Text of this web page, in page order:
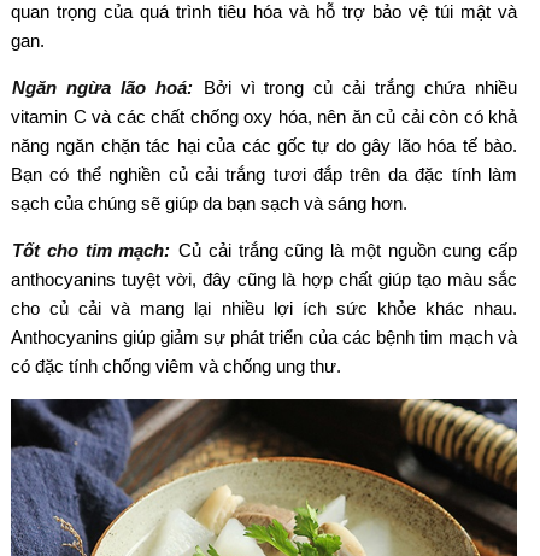
quan trọng của quá trình tiêu hóa và hỗ trợ bảo vệ túi mật và
gan.
Ngăn ngừa lão hoá: Bởi vì trong củ cải trắng chứa nhiều
vitamin C và các chất chống oxy hóa, nên ăn củ cải còn có khả
năng ngăn chặn tác hại của các gốc tự do gây lão hóa tế bào.
Bạn có thể nghiền củ cải trắng tươi đắp trên da đặc tính làm
sạch của chúng sẽ giúp da bạn sạch và sáng hơn.
Tốt cho tim mạch: Củ cải trắng cũng là một nguồn cung cấp
anthocyanins tuyệt vời, đây cũng là hợp chất giúp tạo màu sắc
cho củ cải và mang lại nhiều lợi ích sức khỏe khác nhau.
Anthocyanins giúp giảm sự phát triển của các bệnh tim mạch và
có đặc tính chống viêm và chống ung thư.